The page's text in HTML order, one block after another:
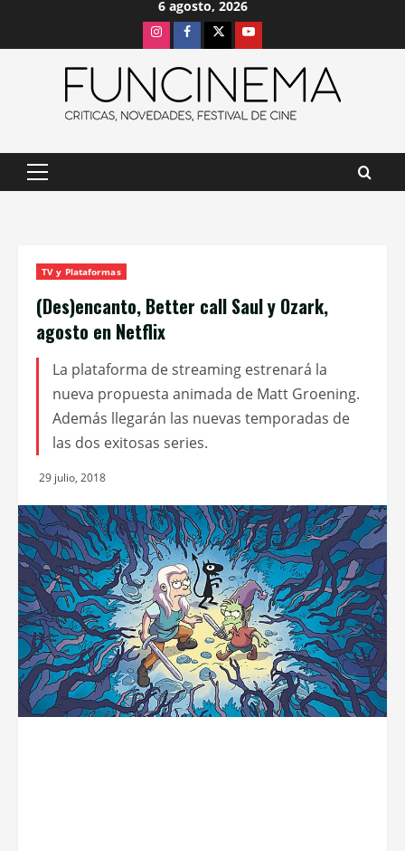
6 agosto, 2026
InstagramFacebook
X Youtube
Menú
TV y Plataformas
(Des)encanto, Better call Saul y Ozark,
agosto en Netflix
La plataforma de streaming estrenará la
nueva propuesta animada de Matt Groening.
Además llegarán las nuevas temporadas de
las dos exitosas series.
29 julio, 2018